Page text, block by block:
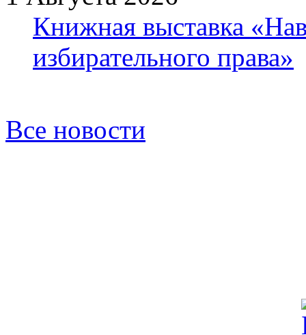
Книжная выставка
избирательного права»
Все новости